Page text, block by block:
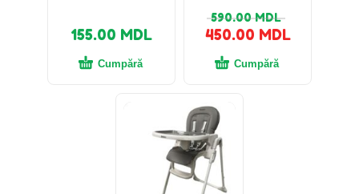
155.00 MDL
Cumpără
590.00MDL
450.00 MDL
Cumpără